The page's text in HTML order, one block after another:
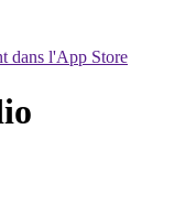
dans l'App Store